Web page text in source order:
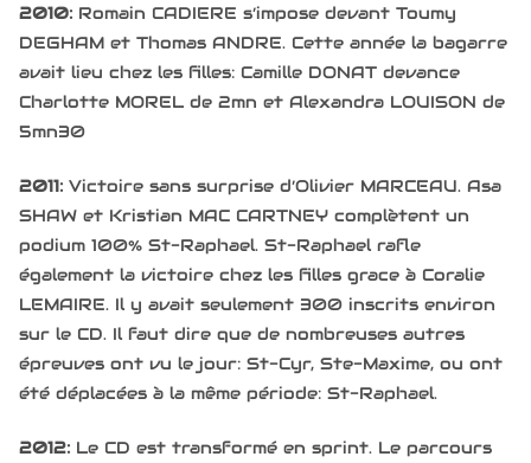
2010: Romain CADIERE s’impose devant Toumy
DEGHAM et Thomas ANDRE. Cette année la bagarre
avait lieu chez les filles: Camille DONAT devance
Charlotte MOREL de 2mn et Alexandra LOUISON de
5mn30
2011: Victoire sans surprise d’Olivier MARCEAU. Asa
SHAW et Kristian MAC CARTNEY complètent un
podium 100% St-Raphael. St-Raphael rafle
également la victoire chez les filles grace à Coralie
LEMAIRE. Il y avait seulement 300 inscrits environ
sur le CD. Il faut dire que de nombreuses autres
épreuves ont vu le jour: St-Cyr, Ste-Maxime, ou ont
été déplacées à la même période: St-Raphael.
2012: Le CD est transformé en sprint. Le parcours